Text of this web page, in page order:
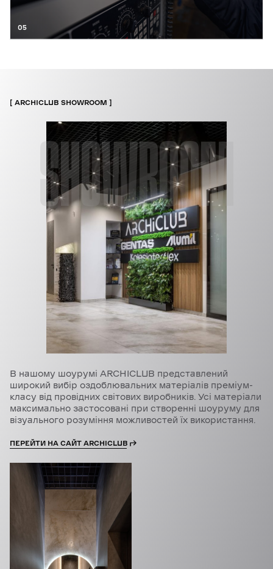
05
SHOWROOM
ARCHICLUB SHOWROOM
В нашому шоурумі ARCHICLUB представлений
широкий вибір оздоблювальних матеріалів преміум-
класу від провідних світових виробників. Усі матеріали
максимально застосовані при створенні шоуруму для
візуального розуміння можливостей їх використання.
ПЕРЕЙТИ НА САЙТ ARCHICLUB